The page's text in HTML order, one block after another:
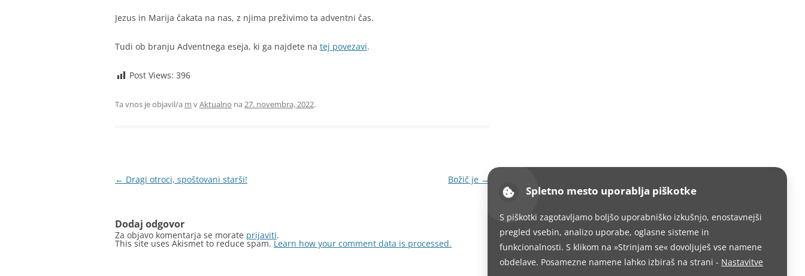
Jezus in Marija čakata na nas, z njima preživimo ta adventni čas.
Tudi ob branju Adventnega eseja, ki ga najdete na tej povezavi.
Post Views: 396
Ta vnos je objavil/a m vAktualno na 27. novembra, 2022.
Krmarjenje
← Dragi otroci, spoštovani starši! Božič je →
Dodaj odgovor
Za objavo komentarja se morate prijaviti.
This site uses Akismet to reduce spam. Learn how your comment data is processed.
Spletno mesto uporablja piškotke
S piškotki zagotavljamo boljšo uporabniško izkušnjo, enostavnejši
pregled vsebin, analizo uporabe, oglasne sisteme in
funkcionalnosti. S klikom na »Strinjam se« dovoljuješ vse namene
obdelave. Posamezne namene lahko izbiraš na strani - Nastavitve